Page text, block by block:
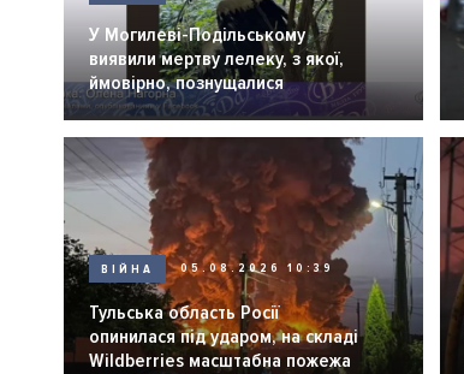
У Могилеві-Подільському
виявили мертву лелеку, з якої,
ймовірно, познущалися
ВІЙНА 05.08.2026 10:39
Тульська область Росії
опинилася під ударом, на складі
Wildberries масштабна пожежа